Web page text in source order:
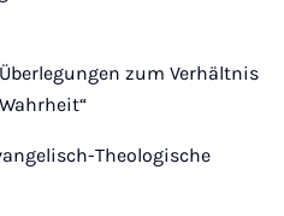
zum Verhältnis
Theologische